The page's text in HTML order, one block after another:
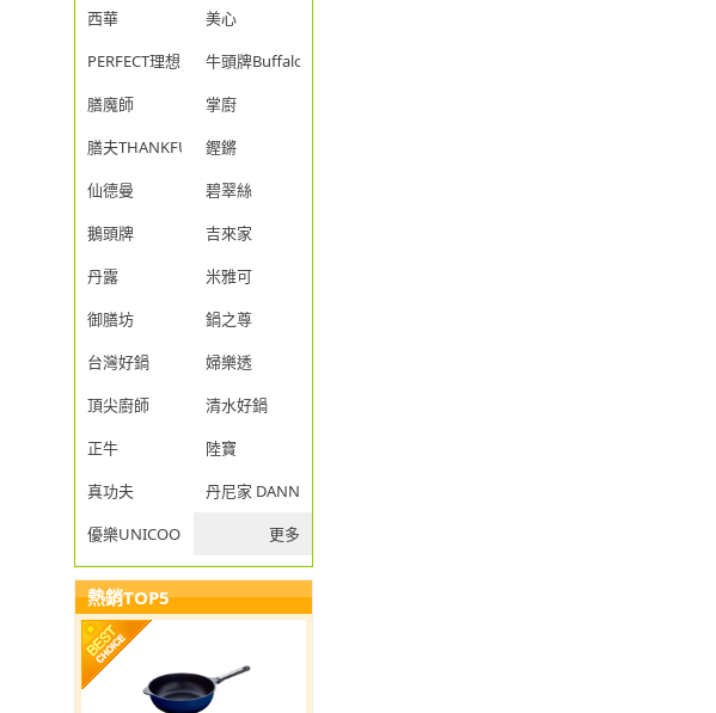
西華
美心
PERFECT理想
牛頭牌Buffalo
膳魔師
掌廚
膳夫THANKFUL
鏗鏘
仙德曼
碧翠絲
鵝頭牌
吉來家
丹露
米雅可
御膳坊
鍋之尊
台灣好鍋
婦樂透
頂尖廚師
清水好鍋
正牛
陸寶
真功夫
丹尼家 DANNY JIA
優樂UNICOOK
更多
熱銷TOP5